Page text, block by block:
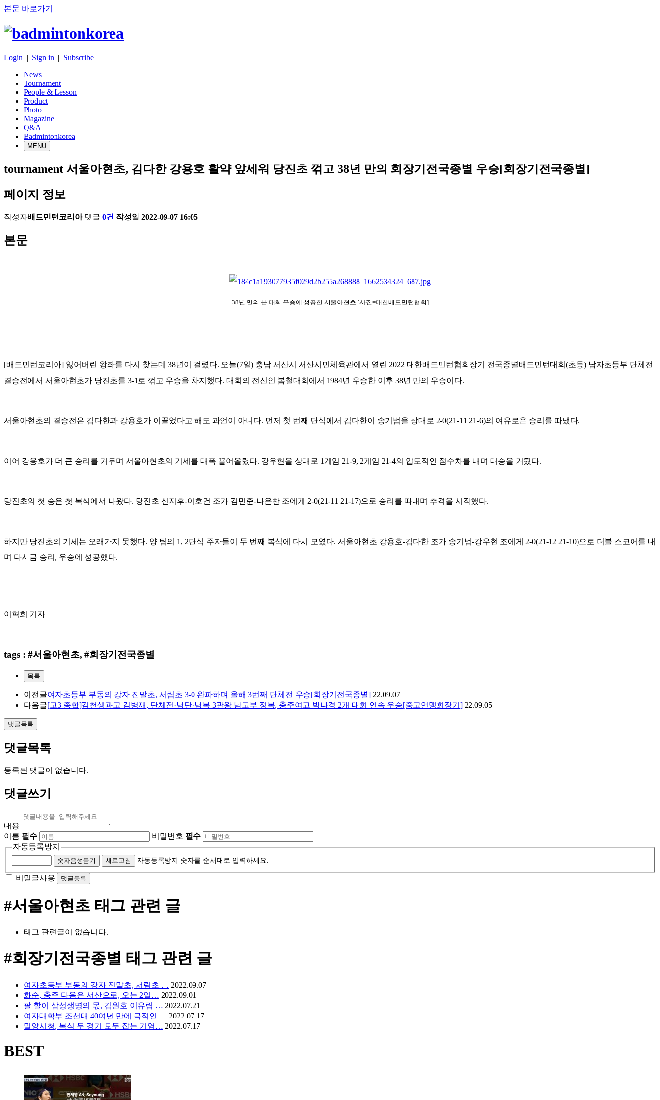
본문 바로가기
Login | Sign in | Subscribe
News
Tournament
People & Lesson
Product
Photo
Magazine
Q&A
Badmintonkorea
MENU
tournament 서울아현초, 김다한 강용호 활약 앞세워 당진초 꺾고 38년 만의 회장기전국종별 우승[회장기전국종별]
페이지 정보
작성자배드민턴코리아 댓글 0건 작성일 2022-09-07 16:05
본문
38년 만의 본 대회 우승에 성공한 서울아현초.[사진=대한배드민턴협회]
[배드민턴코리아] 잃어버린 왕좌를 다시 찾는데 38년이 걸렸다. 오늘(7일) 충남 서산시 서산시민체육관에서 열린 2022 대한배드민턴협회장기 전국종별배드민턴대회(초등) 남자초등부 단체전
결승전에서 서울아현초가 당진초를 3-1로 꺾고 우승을 차지했다. 대회의 전신인 봄철대회에서 1984년 우승한 이후 38년 만의 우승이다.
서울아현초의 결승전은 김다한과 강용호가 이끌었다고 해도 과언이 아니다. 먼저 첫 번째 단식에서 김다한이 송기범을 상대로 2-0(21-11 21-6)의 여유로운 승리를 따냈다.
이어 강용호가 더 큰 승리를 거두며 서울아현초의 기세를 대폭 끌어올렸다. 강우현을 상대로 1게임 21-9, 2게임 21-4의 압도적인 점수차를 내며 대승을 거뒀다.
당진초의 첫 승은 첫 복식에서 나왔다. 당진초 신지후-이호건 조가 김민준-나은찬 조에게 2-0(21-11 21-17)으로 승리를 따내며 추격을 시작했다.
하지만 당진초의 기세는 오래가지 못했다. 양 팀의 1, 2단식 주자들이 두 번째 복식에 다시 모였다. 서울아현초 강용호-김다한 조가 송기범-강우현 조에게 2-0(21-12 21-10)으로 더블 스코어를 내
며 다시금 승리, 우승에 성공했다.
이혁희 기자
tags : #서울아현초, #회장기전국종별
목록
이전글여자초등부 부동의 강자 진말초, 서림초 3-0 완파하며 올해 3번째 단체전 우승[회장기전국종별] 22.09.07
다음글[고3 종합]김천생과고 김병재, 단체전·남단·남복 3관왕 남고부 정복, 충주여고 박나경 2개 대회 연속 우승[중고연맹회장기] 22.09.05
댓글목록
댓글목록
등록된 댓글이 없습니다.
댓글쓰기
내용
이름 필수 비밀번호 필수
자동등록방지
숫자음성듣기 새로고침 자동등록방지 숫자를 순서대로 입력하세요.
비밀글사용
#서울아현초 태그 관련 글
태그 관련글이 없습니다.
#회장기전국종별 태그 관련 글
여자초등부 부동의 강자 진말초, 서림초 … 2022.09.07
화순, 충주 다음은 서산으로, 오는 2일… 2022.09.01
팔 할이 삼성생명의 몫, 김원호 이유림 … 2022.07.21
여자대학부 조선대 40여년 만에 극적인 … 2022.07.17
밀양시청, 복식 두 경기 모두 잡는 기염… 2022.07.17
BEST